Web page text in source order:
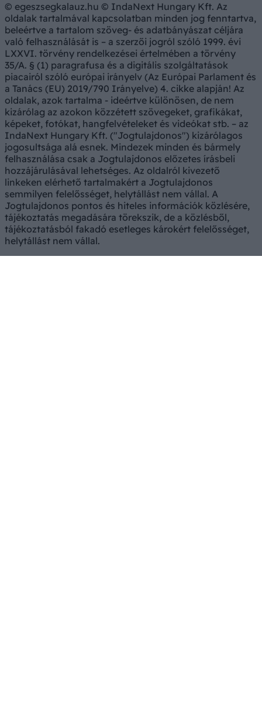
© egeszsegkalauz.hu © IndaNext Hungary Kft. Az
oldalak tartalmával kapcsolatban minden jog fenntartva,
beleértve a tartalom szöveg- és adatbányászat céljára
való felhasználását is – a szerzői jogról szóló 1999. évi
LXXVI. törvény rendelkezései értelmében a törvény
35/A. § (1) paragrafusa és a digitális szolgáltatások
piacairól szóló európai irányelv (Az Európai Parlament és
a Tanács (EU) 2019/790 Irányelve) 4. cikke alapján! Az
oldalak, azok tartalma - ideértve különösen, de nem
kizárólag az azokon közzétett szövegeket, grafikákat,
képeket, fotókat, hangfelvételeket és videókat stb. – az
IndaNext Hungary Kft. ("Jogtulajdonos") kizárólagos
jogosultsága alá esnek. Mindezek minden és bármely
felhasználása csak a Jogtulajdonos előzetes írásbeli
hozzájárulásával lehetséges. Az oldalról kivezető
linkeken elérhető tartalmakért a Jogtulajdonos
semmilyen felelősséget, helytállást nem vállal. A
Jogtulajdonos pontos és hiteles információk közlésére,
tájékoztatás megadására törekszik, de a közlésből,
tájékoztatásból fakadó esetleges károkért felelősséget,
helytállást nem vállal.